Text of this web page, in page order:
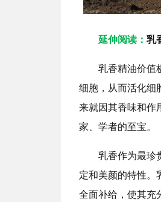
延伸阅读： 乳
乳香精油价值
细胞，从而活化细
来就因其香味和作
家、学者的至宝。
乳香作为最珍
定和美颜的特性。
全面补给，使其充